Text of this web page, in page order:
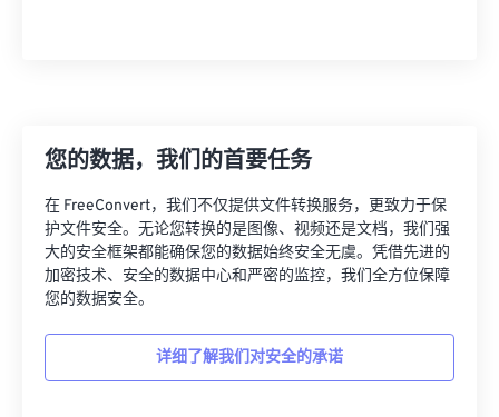
您的数据，我们的首要任务
在 FreeConvert，我们不仅提供文件转换服务，更致力于保
护文件安全。无论您转换的是图像、视频还是文档，我们强
大的安全框架都能确保您的数据始终安全无虞。凭借先进的
加密技术、安全的数据中心和严密的监控，我们全方位保障
您的数据安全。
详细了解我们对安全的承诺